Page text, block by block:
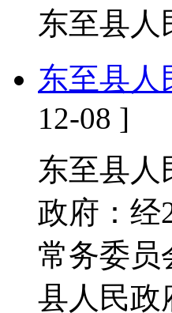
东至县
东至县人
12-08 ]
东至县人
政府：经
常务委员
县人民政